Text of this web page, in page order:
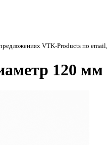
VTK-Products по
120